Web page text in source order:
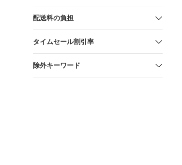
配送料の負担
タイムセール割引率
除外キーワード